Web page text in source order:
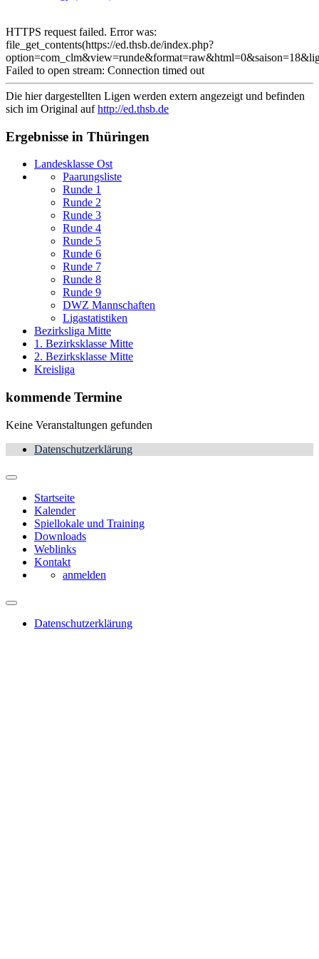
HTTPS request failed. Error was:
file_get_contents(https://ed.thsb.de/index.php?
Failed to open stream: Connection timed out
Die hier dargestellten Ligen werden extern angezeigt und befinden
sich im Original aufhttp://ed.thsb.de
Ergebnisse in Thüringen
Landesklasse Ost
Paarungsliste
Runde 1
Runde 2
Runde 3
Runde 4
Runde 5
Runde 6
Runde 7
Runde 8
Runde 9
DWZ Mannschaften
Ligastatistiken
Bezirksliga Mitte
1. Bezirksklasse Mitte
2. Bezirksklasse Mitte
Kreisliga
kommende Termine
Keine Veranstaltungen gefunden
Datenschutzerklärung
Startseite
Kalender
Spiellokale und Training
Downloads
Weblinks
Kontakt
anmelden
Datenschutzerklärung